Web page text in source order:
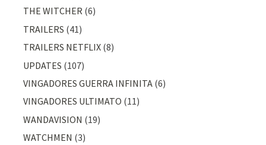
THE WITCHER (6)
TRAILERS (41)
TRAILERS NETFLIX (8)
UPDATES (107)
VINGADORES GUERRA INFINITA (6)
VINGADORES ULTIMATO (11)
WANDAVISION (19)
WATCHMEN (3)